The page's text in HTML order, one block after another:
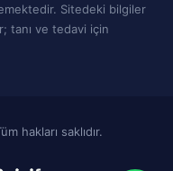
Sitedeki bilgiler
tanı ve tedavi için
hakları saklıdır.